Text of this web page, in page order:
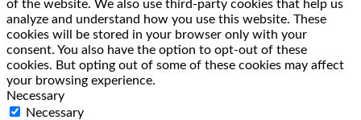
of the website. We also use third-party cookies that help us
analyze and understand how you use this website. These
cookies will be stored in your browser only with your
consent. You also have the option to opt-out of these
cookies. But opting out of some of these cookies may affect
your browsing experience.
Necessary
Necessary